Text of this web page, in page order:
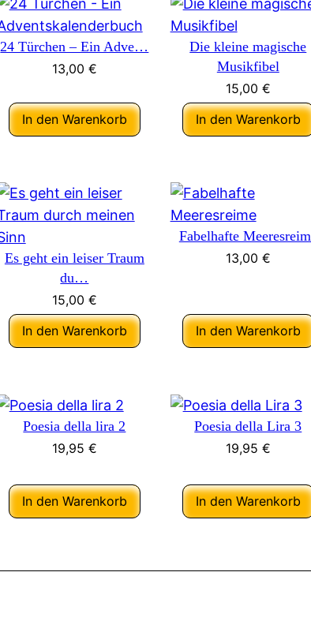
24 Türchen – Ein Adve…
13,00 €
In den Warenkorb
Die kleine magische
Musikfibel
15,00 €
In den Warenkorb
Es geht ein leiser Traum
du…
15,00 €
In den Warenkorb
Fabelhafte
13,00 €
In den Warenkorb
Poesia della lira 2
19,95 €
In den Warenkorb
Poesia della Lira 3
19,95 €
In den Warenkorb